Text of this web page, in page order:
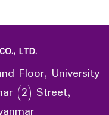
LTD.
Floor, University
(2) Street,